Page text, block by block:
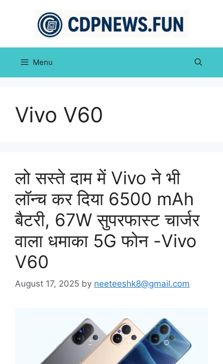
Menu
Vivo V60
लो सस्ते दाम में Vivo ने भी
लॉन्च कर दिया 6500 mAh
बैटरी, 67W सुपरफास्ट चार्जर
वाला धमाका 5G फोन -Vivo
V60
August 17, 2025 by neeteeshk8@gmail.com